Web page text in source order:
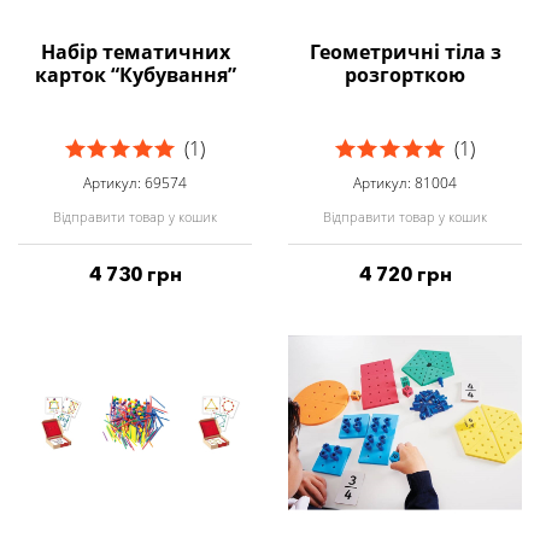
Набір тематичних
карток “Кубування”
(1)
Артикул: 69574
Відправити товар у кошик
4 730 грн
Геометричні тіла з
розгорткою
(1)
Артикул: 81004
Відправити товар у кошик
4 720 грн